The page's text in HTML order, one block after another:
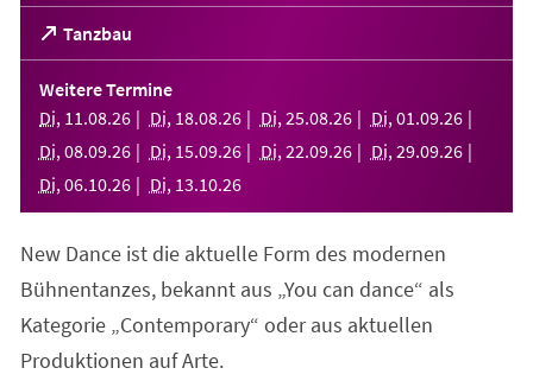
Tanzbau
(Öffnet
in
einem
neuen
Tab)
Weitere Termine
Di, 11 .08.26 Di, 18.08.26 Di, 25.08.26 Di, 01 .09.26
Di, 08.09.26 Di, 15.09.26 Di, 22.09.26 Di, 29.09.26
Di, 06.10.26 Di, 13.10.26
New Dance ist die aktuelle Form des modernen
Bühnentanzes, bekannt aus „You can dance“ als
Kategorie „Contemporary“ oder aus aktuellen
Produktionen auf Arte.